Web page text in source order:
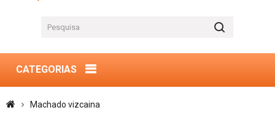
CATEGORIAS
Machado vizcaina